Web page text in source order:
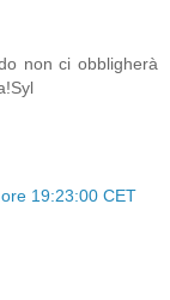
non ci obbligherà
19:23:00 CET